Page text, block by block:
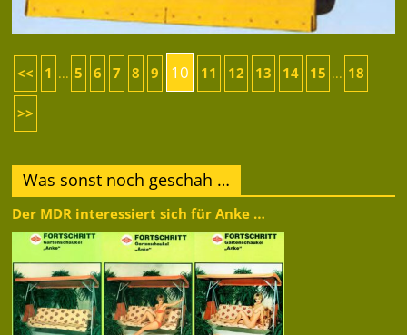
<< 1 ... 5 6 7 8 9 10 11 12 13 14 15 ... 18
>>
Was sonst noch geschah …
Der MDR interessiert sich für Anke …